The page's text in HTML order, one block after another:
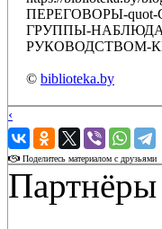
ПЕРЕГОВОРЫ-
ГРУППЫ-
РУКОВОДСТВОМ-
© biblioteka.by
‹
›
Поделитесь материалом с друзьями